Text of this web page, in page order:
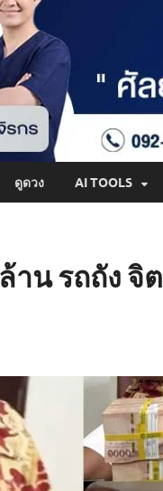
ดูดวง AI TOOLS
าน รถถัง จิ